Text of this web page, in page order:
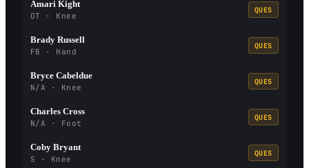
Amari Kight
OT · Knee
QUES
Brady Russell
FB · Hand
QUES
Bryce Cabeldue
N/A · Knee
QUES
Charles Cross
N/A · Foot
QUES
Coby Bryant
S · Knee
QUES